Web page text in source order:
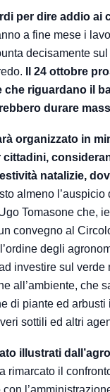
per dire addio ai
a fine mese i
decisamente
Il 24 ottobre
che riguardano il
durare
organizzato in
cittadini,
natalizie,
almeno l’auspicio
Tomasone che,
convegno al
degli
investire sul verde
all’ambiente, che
di piante ed arbusti
sottili ed altri
illustrati
rimarcato il